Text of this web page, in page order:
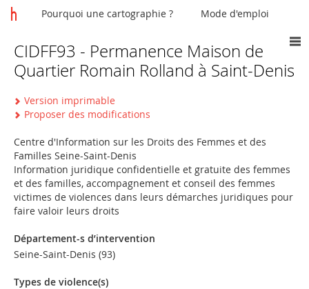
Vous
êtes
CIDFF93 - Permanence Maison de
Quartier Romain Rolland à Saint-Denis
Version imprimable
Proposer des modifications
Centre d'Information sur les Droits des Femmes et des
Familles Seine-Saint-Denis
Information juridique confidentielle et gratuite des femmes
et des familles, accompagnement et conseil des femmes
victimes de violences dans leurs démarches juridiques pour
faire valoir leurs droits
Département-s d’intervention
Seine-Saint-Denis (93)
Types de violence(s)
Pourquoi une cartographie ? Mode d'emploi